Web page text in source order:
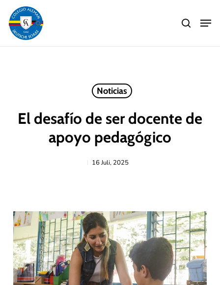
main
content
search
Noticias
El desafío de ser docente de
apoyo pedagógico
16 Juli, 2025